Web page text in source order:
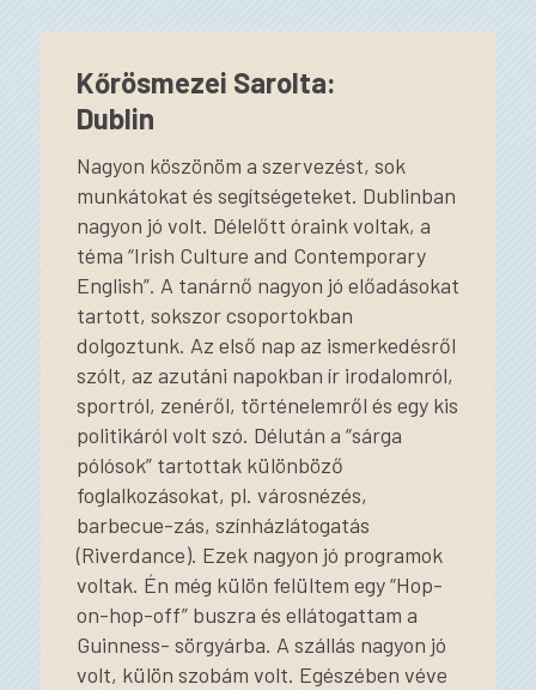
Kőrösmezei Sarolta:
Dublin
Nagyon köszönöm a szervezést, sok
munkátokat és segítségeteket. Dublinban
nagyon jó volt. Délelőtt óraink voltak, a
téma “Irish Culture and Contemporary
English”. A tanárnő nagyon jó előadásokat
tartott, sokszor csoportokban
dolgoztunk. Az első nap az ismerkedésről
szólt, az azutáni napokban ír irodalomról,
sportról, zenéről, történelemről és egy kis
politikáról volt szó. Délután a “sárga
pólósok” tartottak különböző
foglalkozásokat, pl. városnézés,
barbecue-zás, színházlátogatás
(Riverdance). Ezek nagyon jó programok
voltak. Én még külön felültem egy “Hop-
on-hop-off” buszra és ellátogattam a
Guinness- sörgyárba. A szállás nagyon jó
volt, külön szobám volt. Egészében véve